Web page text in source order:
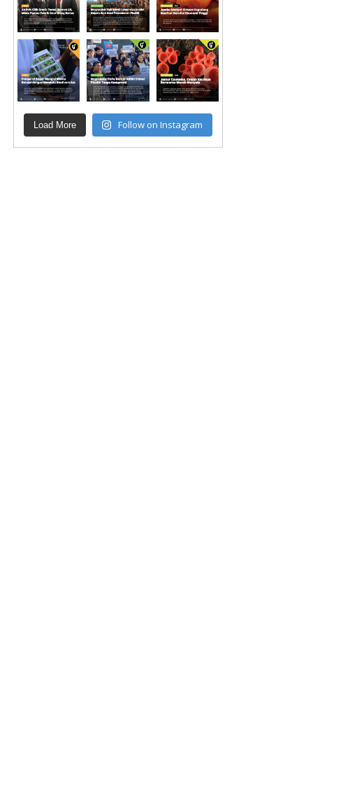
Load More Follow on Instagram